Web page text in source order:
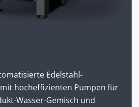
Edelstahl-
hocheffizienten Pumpen für
Wasser-Gemisch und